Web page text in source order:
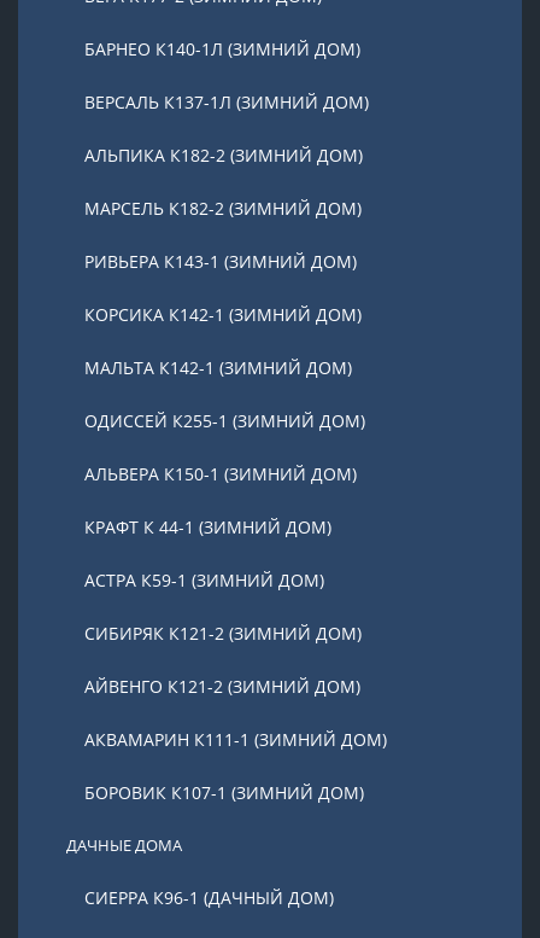
БАРНЕО К140-1Л (ЗИМНИЙ ДОМ)
ВЕРСАЛЬ К137-1Л (ЗИМНИЙ ДОМ)
АЛЬПИКА К182-2 (ЗИМНИЙ ДОМ)
МАРСЕЛЬ К182-2 (ЗИМНИЙ ДОМ)
РИВЬЕРА К143-1 (ЗИМНИЙ ДОМ)
КОРСИКА К142-1 (ЗИМНИЙ ДОМ)
МАЛЬТА К142-1 (ЗИМНИЙ ДОМ)
ОДИССЕЙ К255-1 (ЗИМНИЙ ДОМ)
АЛЬВЕРА К150-1 (ЗИМНИЙ ДОМ)
КРАФТ К 44-1 (ЗИМНИЙ ДОМ)
АСТРА К59-1 (ЗИМНИЙ ДОМ)
СИБИРЯК К121-2 (ЗИМНИЙ ДОМ)
АЙВЕНГО К121-2 (ЗИМНИЙ ДОМ)
АКВАМАРИН К111-1 (ЗИМНИЙ ДОМ)
БОРОВИК К107-1 (ЗИМНИЙ ДОМ)
ДАЧНЫЕ ДОМА
СИЕРРА К96-1 (ДАЧНЫЙ ДОМ)